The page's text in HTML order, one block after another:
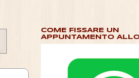
COME FISSARE UN
APPUNTAMENTO